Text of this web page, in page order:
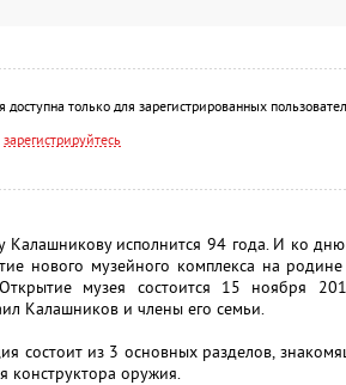
только для зарегистрированных
зарегистрируйтесь
исполнится 94 года. И ко
нового музейного комплекса на
Открытие музея состоится 15 ноября
Калашников и члены его семьи.
состоит из 3 основных разделов,
конструктора оружия.